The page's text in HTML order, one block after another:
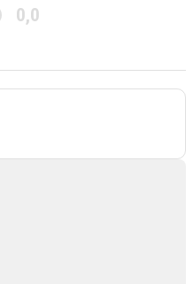
0,0